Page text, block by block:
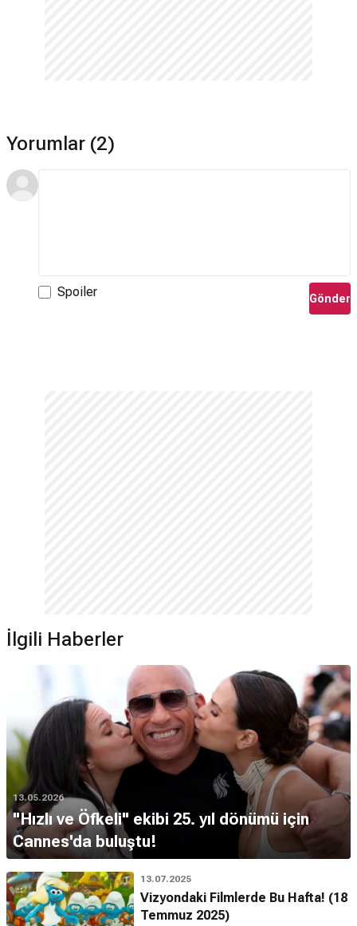
Yorumlar (2)
Spoiler Gönder
İlgili Haberler
13.05.2026
"Hızlı ve Öfkeli" ekibi 25. yıl dönümü için
Cannes'da buluştu!
13.07.2025
Vizyondaki Filmlerde Bu Hafta! (18
Temmuz 2025)